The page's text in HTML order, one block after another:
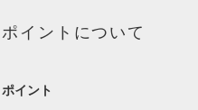
ポイントについて
ポイント